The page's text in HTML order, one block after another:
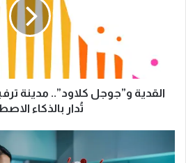
ل
القدية و”جوجل كلاود”.. مدينة
تُدار بالذكاء
ر